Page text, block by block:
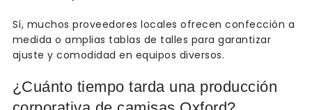
Sí, muchos proveedores locales ofrecen confección a
medida o amplias tablas de talles para garantizar
ajuste y comodidad en equipos diversos.
¿Cuánto tiempo tarda una producción